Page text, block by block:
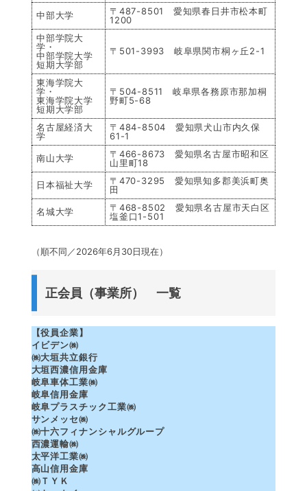
中部大学
〒487-8501 愛知県春日井市松本町
1200
中部学院大
学・
中部学院大学
短期大学部
〒501-3993 岐阜県関市桐ヶ丘2-1
東海学院大
学・
東海学院大学
短期大学部
〒504-8511 岐阜県各務原市那加桐
野町5-68
名古屋経済大
学
〒484-8504 愛知県犬山市内久保
61-1
南山大学
〒466-8673 愛知県名古屋市昭和区
山里町18
日本福祉大学
〒470-3295 愛知県知多郡美浜町奥
田
名城大学
〒468-8502 愛知県名古屋市天白区
塩釜口1-501
（順不同／2026年6月30日現在）
正会員（事業所） 一覧
【役員企業】
イビデン㈱
㈱大垣共立銀行
大垣西濃信用金庫
岐阜車体工業㈱
岐阜信用金庫
岐阜プラスチック工業㈱
サンメッセ㈱
㈱十六フィナンシャルグループ
西濃運輸㈱
太平洋工業㈱
高山信用金庫
㈱ＴＹＫ